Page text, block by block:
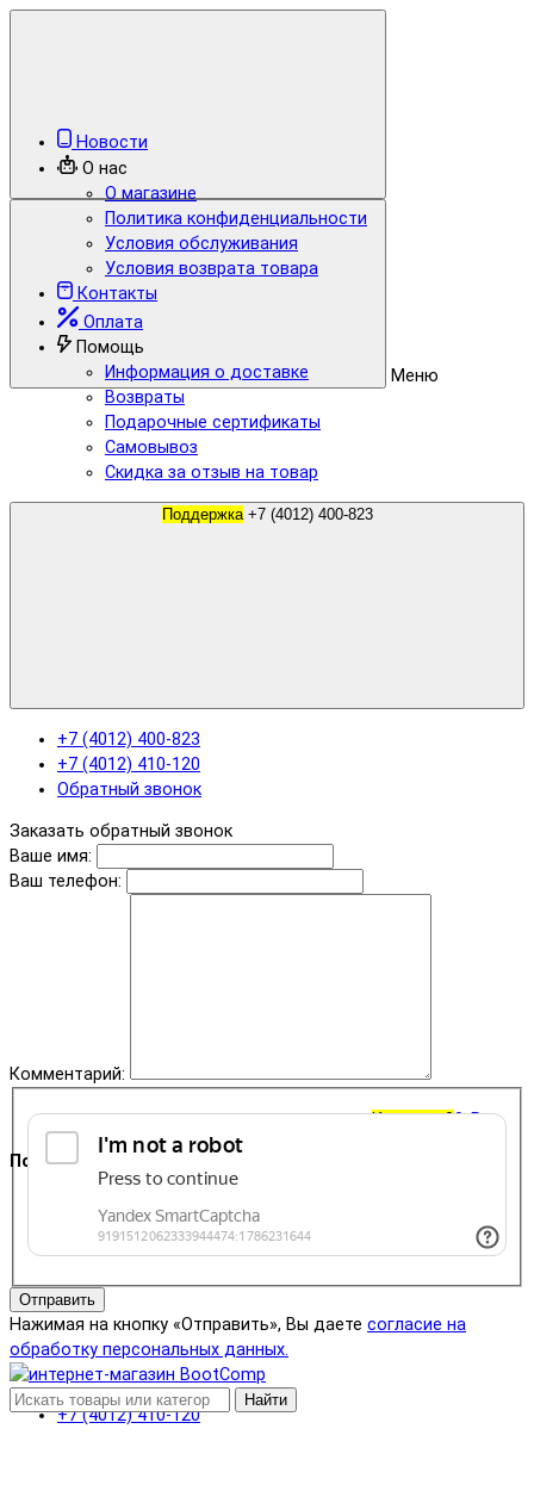
Меню
Корзина 00 ₽
Поддержка
+7 (4012) 410-120
Новости
О нас
О магазине
Политика конфиденциальности
Условия обслуживания
Условия возврата товара
Контакты
Оплата
Помощь
Информация о доставке
Возвраты
Подарочные сертификаты
Самовывоз
Скидка за отзыв на товар
Поддержка +7 (4012) 400-823
+7 (4012) 400-823
+7 (4012) 410-120
Обратный звонок
Заказать обратный звонок
Ваше имя:
Ваш телефон:
Комментарий:
Отправить
Нажимая на кнопку «Отправить», Вы даете согласие на
обработку персональных данных.
Найти